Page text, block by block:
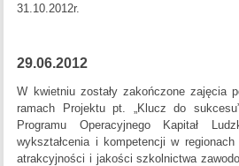
31.10.2012r.
29.06.2012
W kwietniu zostały zakończone zajęcia
ramach Projektu pt. „Klucz do
Programu Operacyjnego Kapitał
wykształcenia i kompetencji w regionach
atrakcyjności i jakości szkolnictwa